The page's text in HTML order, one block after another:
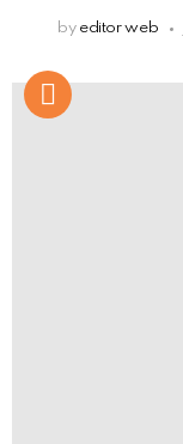
by editor web